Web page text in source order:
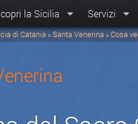
la Sicilia Servizi
di Catania > Santa Venerina > Cosa